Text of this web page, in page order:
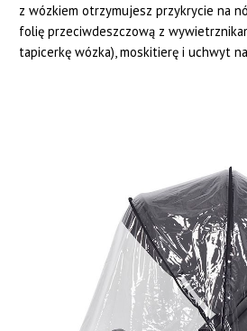
z wózkiem otrzymujesz przykrycie na
folię przeciwdeszczową z
tapicerkę wózka), moskitierę i uchwyt